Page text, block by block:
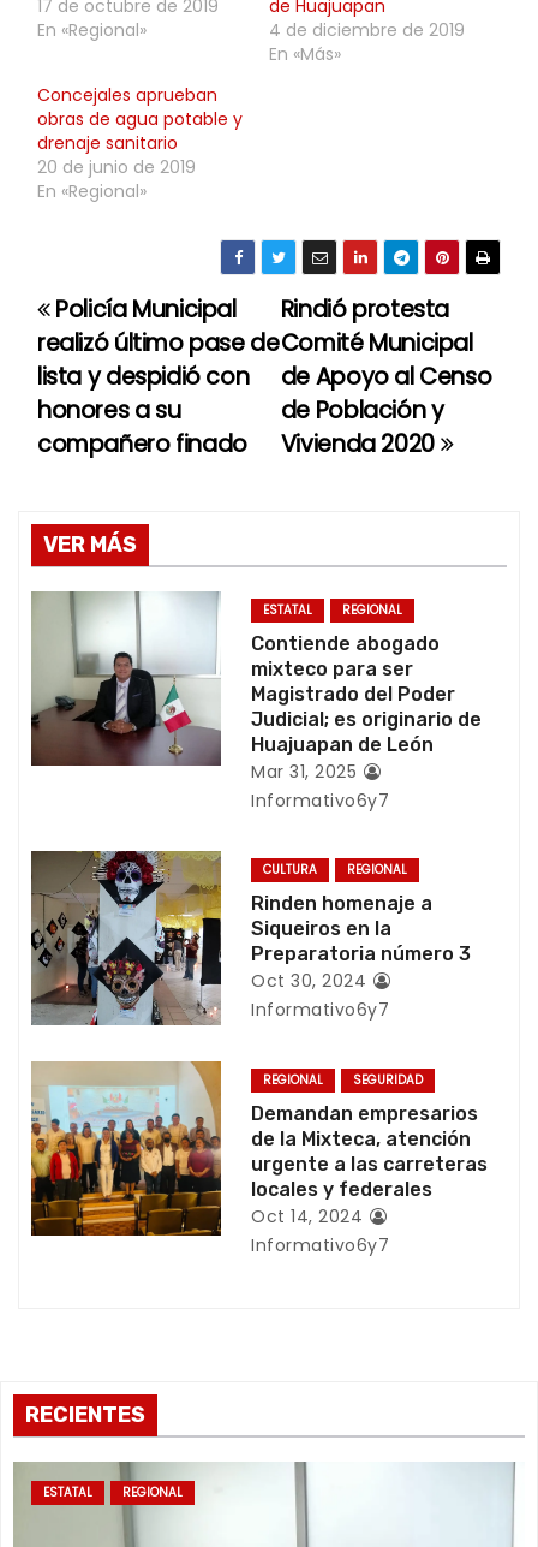
17 de octubre de 2019
En «Regional»
de Huajuapan
4 de diciembre de 2019
En «Más»
Concejales aprueban
obras de agua potable y
drenaje sanitario
20 de junio de 2019
En «Regional»
N
a
v
g
a
ó
n
e
n
t
r
a
d
a
Rindió protesta
Comité Municipal
de Apoyo al Censo
de Población y
Vivienda 2020
Policía Municipal
realizó último pase de
lista y despidió con
honores a su
compañero finado
VER MÁS
ESTATAL REGIONAL
Contiende abogado
mixteco para ser
Magistrado del Poder
Judicial; es originario de
Huajuapan de León
Mar 31, 2025
Informativo6y7
CULTURA REGIONAL
Rinden homenaje a
Siqueiros en la
Preparatoria número 3
Oct 30, 2024
Informativo6y7
REGIONAL SEGURIDAD
Demandan empresarios
de la Mixteca, atención
urgente a las carreteras
locales y federales
Oct 14, 2024
Informativo6y7
RECIENTES
ESTATAL REGIONAL